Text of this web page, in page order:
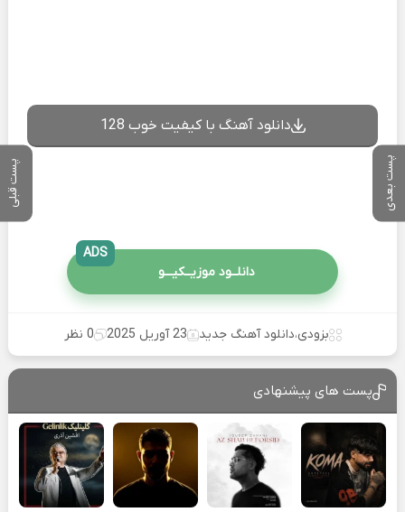
پست بعدی پست قبلی
دانلود آهنگ با کیفیت خوب 128
دانلــود موزیــکیـــو
ADS
بزودی،دانلود آهنگ جدید 23 آوریل 2025 0 نظر
پست های پیشنهادی